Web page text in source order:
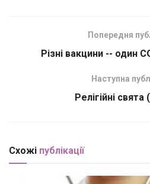
Попередня
Різні вакцини -- один
Наступна
Релігійні
Схожі публікації